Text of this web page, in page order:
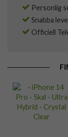
Personlig
Snabba
Officiell